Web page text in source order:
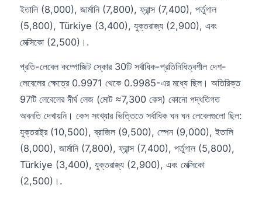
ইতালি (8,000), জার্মানি (7,800), ফ্রান্স (7,400), পর্তুগাল
(5,800), Türkiye (3,400), যুক্তরাজ্য (2,900), এবং
মেক্সিকো (2,500)।.
প্রতি-লেবেল কম্পোজিট স্কোর 30টি সর্বাধিক-প্রতিনিধিত্বশীল দেশ-
লেবেলের ক্ষেত্রে 0.9971 থেকে 0.9985-এর মধ্যে ছিল। অতিরিক্ত
97টি লেবেলের দীর্ঘ লেজ (মোট ≈7,300 কেস) কোনো পদ্ধতিগত
অবনতি দেখায়নি। কেস সংখ্যার ভিত্তিতে সর্বাধিক ঘন ঘন লেবেলগুলো ছিল:
যুক্তরাষ্ট্র (10,500), ব্রাজিল (9,500), স্পেন (9,000), ইতালি
(8,000), জার্মানি (7,800), ফ্রান্স (7,400), পর্তুগাল (5,800),
Türkiye (3,400), যুক্তরাজ্য (2,900), এবং মেক্সিকো
(2,500)।.